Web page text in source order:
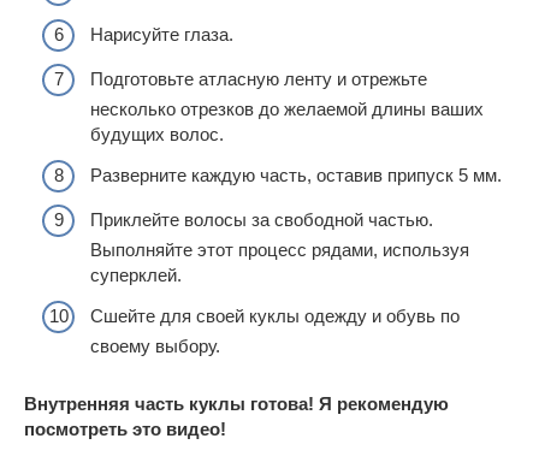
Нарисуйте глаза.
Подготовьте атласную ленту и отрежьте
несколько отрезков до желаемой длины ваших
будущих волос.
Разверните каждую часть, оставив припуск 5 мм.
Приклейте волосы за свободной частью.
Выполняйте этот процесс рядами, используя
суперклей.
Сшейте для своей куклы одежду и обувь по
своему выбору.
Внутренняя часть куклы готова! Я рекомендую
посмотреть это видео!